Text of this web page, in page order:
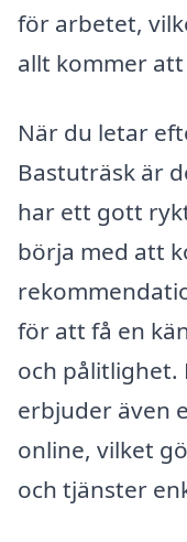
för arbetet,
allt kommer
När du letar
Bastuträsk är
har ett gott
börja med att
för att få en
och pålitlighet.
erbjuder även
online, vilket
och tjänster